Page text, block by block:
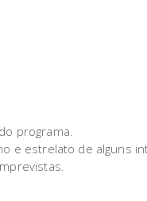
programa.
e estrelato de alguns